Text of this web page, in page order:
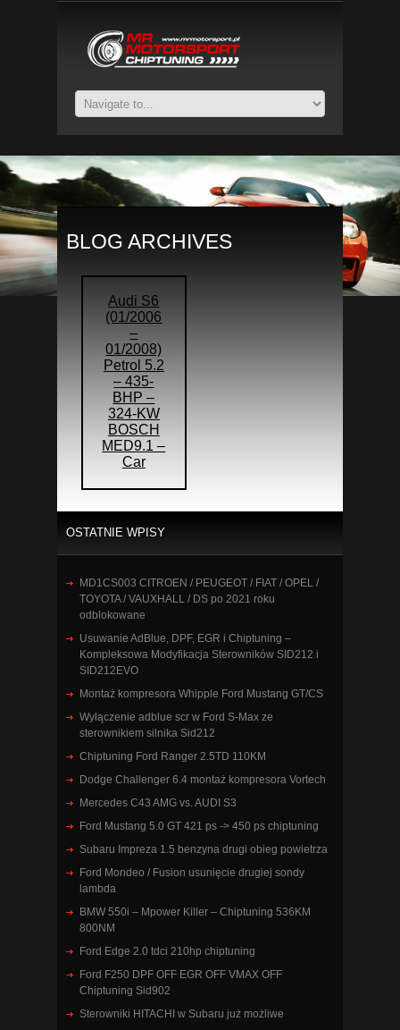
BLOG ARCHIVES
Audi S6
(01/2006
–
01/2008)
Petrol 5.2
– 435-
BHP –
324-KW
BOSCH
MED9.1 –
Car
OSTATNIE WPISY
MD1CS003 CITROEN / PEUGEOT / FIAT / OPEL /
TOYOTA / VAUXHALL / DS po 2021 roku
odblokowane
Usuwanie AdBlue, DPF, EGR i Chiptuning –
Kompleksowa Modyfikacja Sterowników SID212 i
SID212EVO
Montaż kompresora Whipple Ford Mustang GT/CS
Wyłączenie adblue scr w Ford S-Max ze
sterownikiem silnika Sid212
Chiptuning Ford Ranger 2.5TD 110KM
Dodge Challenger 6.4 montaż kompresora Vortech
Mercedes C43 AMG vs. AUDI S3
Ford Mustang 5.0 GT 421 ps -> 450 ps chiptuning
Subaru Impreza 1.5 benzyna drugi obieg powietrza
Ford Mondeo / Fusion usunięcie drugiej sondy
lambda
BMW 550i – Mpower Killer – Chiptuning 536KM
800NM
Ford Edge 2.0 tdci 210hp chiptuning
Ford F250 DPF OFF EGR OFF VMAX OFF
Chiptuning Sid902
Sterowniki HITACHI w Subaru już możliwe